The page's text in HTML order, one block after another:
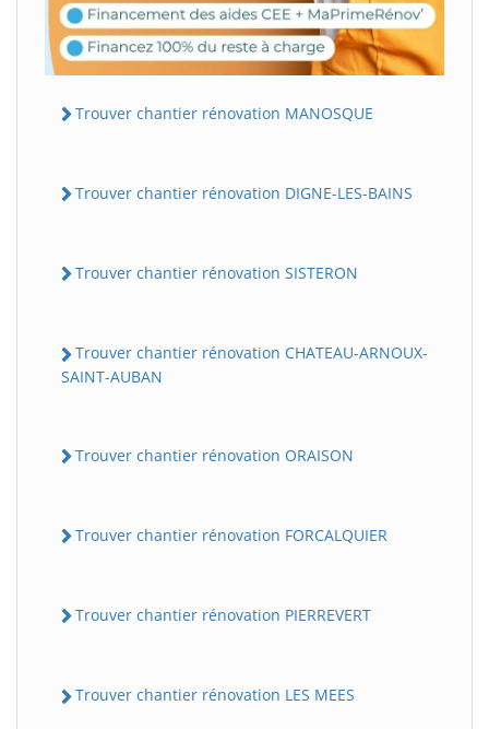
Trouver chantier rénovation MANOSQUE
Trouver chantier rénovation DIGNE-LES-BAINS
Trouver chantier rénovation SISTERON
Trouver chantier rénovation CHATEAU-ARNOUX-
SAINT-AUBAN
Trouver chantier rénovation ORAISON
Trouver chantier rénovation FORCALQUIER
Trouver chantier rénovation PIERREVERT
Trouver chantier rénovation LES MEES